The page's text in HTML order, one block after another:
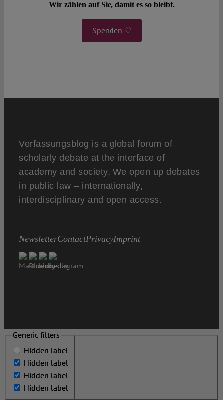
Wir zählen auf Sie, damit es so bleibt.
Spenden ♡
Verfassungsblog is a global forum of
scholarly debate at the interface of
academy and society. We open up debates
in public law – internationally,
interdisciplinary and open access.
NewsletterContactPrivacyImprint
Generic filters
Hidden label
Hidden label
Hidden label
Hidden label
Generic filters
Hidden label
Hidden label
Hidden label
Hidden label